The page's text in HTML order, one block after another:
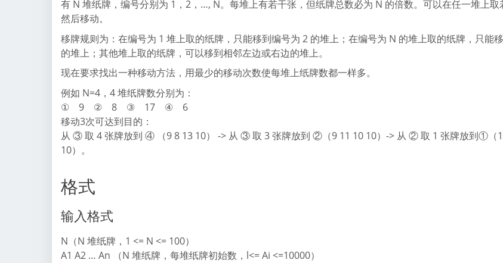
有 N 堆纸牌，编号分别为 1，2，…, N。每堆上有若干张，但纸牌总数必为 N 的倍数。可以在任一堆上取
然后移动。
移牌规则为：在编号为 1 堆上取的纸牌，只能移到编号为 2 的堆上；在编号为 N 的堆上取的纸牌，只能
的堆上；其他堆上取的纸牌，可以移到相邻左边或右边的堆上。
现在要求找出一种移动方法，用最少的移动次数使每堆上纸牌数都一样多。
例如 N=4，4 堆纸牌数分别为：
① 9 ② 8 ③ 17 ④ 6
移动3次可达到目的：
从 ③ 取 4 张牌放到 ④ （9 8 13 10） -> 从 ③ 取 3 张牌放到 ②（9 11 10 10）-> 从 ② 取 1 张牌放到①（
10）。
格式
输入格式
N（N 堆纸牌，1 <= N <= 100）
A1 A2 … An （N 堆纸牌，每堆纸牌初始数，l<= Ai <=10000）